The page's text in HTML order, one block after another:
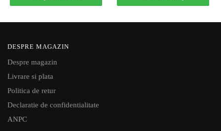
DESPRE MAGAZIN
Despre magazin
Livrare si plata
Politica de retur
Declaratie de confidentialitate
ANPC